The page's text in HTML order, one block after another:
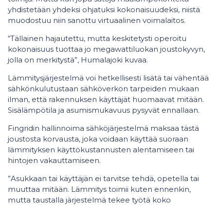
yhdistetään yhdeksi ohjatuksi kokonaisuudeksi, niistä
muodostuu niin sanottu virtuaalinen voimalaitos.
“Tällainen hajautettu, mutta keskitetysti operoitu
kokonaisuus tuottaa jo megawattiluokan joustokyvyn,
jolla on merkitystä”, Humalajoki kuvaa.
Lämmitysjärjestelmä voi hetkellisesti lisätä tai vähentää
sähkönkulutustaan sähköverkon tarpeiden mukaan
ilman, että rakennuksen käyttäjät huomaavat mitään.
Sisälämpötila ja asumismukavuus pysyvät ennallaan.
Fingridin hallinnoima sähköjärjestelmä maksaa tästä
joustosta korvausta, joka voidaan käyttää suoraan
lämmityksen käyttökustannusten alentamiseen tai
hintojen vakauttamiseen.
”Asukkaan tai käyttäjän ei tarvitse tehdä, opetella tai
muuttaa mitään. Lämmitys toimii kuten ennenkin,
mutta taustalla järjestelmä tekee työtä koko